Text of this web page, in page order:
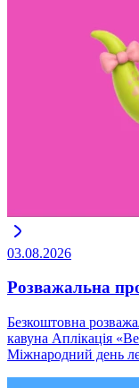
03.08.2026
Розважальна
Безкоштовна
кавуна Аплікація
Міжнародний день